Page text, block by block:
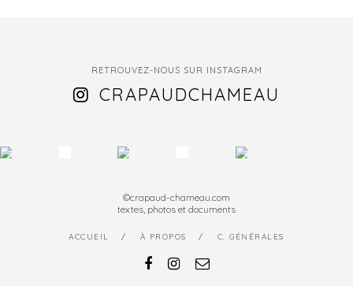
RETROUVEZ-NOUS SUR INSTAGRAM
CRAPAUDCHAMEAU
©crapaud-chameau.com
textes, photos et documents
ACCUEIL À PROPOS C. GÉNÉRALES